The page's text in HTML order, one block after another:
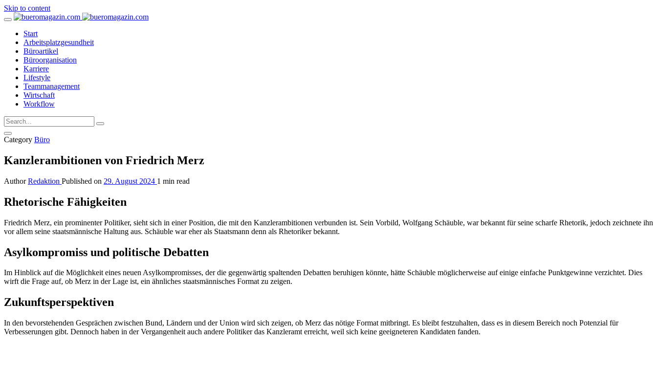
Skip to content
Start
Arbeitsplatzgesundheit
Büroartikel
Büroorganisation
Karriere
Lifestyle
Teammanagement
Wirtschaft
Workflow
Category Büro
Kanzlerambitionen von Friedrich Merz
Author Redaktion Published on 29. August 2024 1 min read
Rhetorische Fähigkeiten
Friedrich Merz, ein prominenter Politiker, sieht sich in einer Position, die mit den Kanzlerambitionen verbunden ist. Sein Vorbild, Wolfgang Schäuble, war bekannt für seine scharfe Rhetorik, jedoch zeichnete ihn
vor allem seine staatsmännische Haltung aus. Schäuble war eher als Staatsmann denn als Rhetoriker bekannt.
Asylkompromiss und politische Debatten
Im Hinblick auf die Möglichkeit eines neuen Asylkompromisses, der die gegenwärtig spaltenden Debatten beruhigen könnte, hätte Schäuble möglicherweise auf einige einfache Punktgewinne verzichtet. Dies
wirft die Frage auf, ob Merz in der Lage ist, ein ähnliches staatsmännisches Format zu zeigen.
Zukunftsperspektiven
In den bevorstehenden Gesprächen zwischen Bund, Ländern und der Union wird sich zeigen, ob Merz das nötige Format mitbringt. Es bleibt festzuhalten, dass es in diesem Bereich noch Potenzial für
Verbesserungen gibt. Dennoch haben in der Vergangenheit auch andere Politiker das Kanzleramt erreicht, weil sich keine geeigneteren Kandidaten fanden.